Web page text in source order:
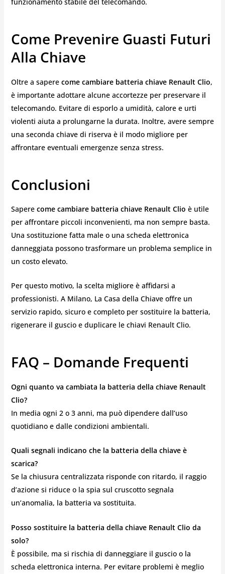
Come Prevenire Guasti Futuri
Alla Chiave
Oltre a sapere come cambiare batteria chiave Renault Clio,
è importante adottare alcune accortezze per preservare il
telecomando. Evitare di esporlo a umidità, calore e urti
violenti aiuta a prolungarne la durata. Inoltre, avere sempre
una seconda chiave di riserva è il modo migliore per
affrontare eventuali emergenze senza stress.
Conclusioni
Sapere come cambiare batteria chiave Renault Clio è utile
per affrontare piccoli inconvenienti, ma non sempre basta.
Una sostituzione fatta male o una scheda elettronica
danneggiata possono trasformare un problema semplice in
un costo elevato.
Per questo motivo, la scelta migliore è affidarsi a
professionisti. A Milano, La Casa della Chiave offre un
servizio rapido, sicuro e completo per sostituire la batteria,
rigenerare il guscio e duplicare le chiavi Renault Clio.
FAQ – Domande Frequenti
Ogni quanto va cambiata la batteria della chiave Renault
Clio?
In media ogni 2 o 3 anni, ma può dipendere dall’uso
quotidiano e dalle condizioni ambientali.
Quali segnali indicano che la batteria della chiave è
scarica?
Se la chiusura centralizzata risponde con ritardo, il raggio
d’azione si riduce o la spia sul cruscotto segnala
un’anomalia, la batteria va sostituita.
Posso sostituire la batteria della chiave Renault Clio da
solo?
È possibile, ma si rischia di danneggiare il guscio o la
scheda elettronica interna. Per evitare problemi è meglio